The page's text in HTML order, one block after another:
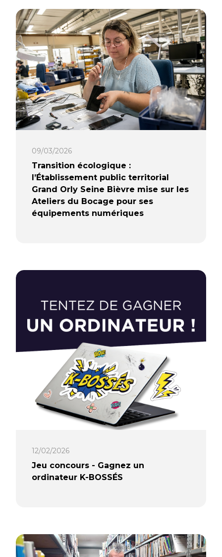
proposons une approche
décomplexée du reconditionné : des
ordinateurs performants,
parfaitement fonctionnels, qui
assument simplement leurs défaut.
Une façon concrète de lutter contre
le gaspillage numérique tout en
profitant de petits prix.
Lire la suite…
09/03/2026
Transition écologique :
l’Établissement public territorial
Grand Orly Seine Bièvre mise sur les
Ateliers du Bocage pour ses
équipements numériques
Bièvre a choisi les Ateliers du Bocage
Nadège COELHO, responsable du
support numérique, partage les
raisons de ce choix, les bénéfices
constatés et ses conseils aux acteurs
publics.
Lire la suite…
12/02/2026
Jeu concours - Gagnez un
ordinateur K-BOSSÉS
modèle AtomiK reconditionné aux
Ateliers du Bocage 🎁 Un second